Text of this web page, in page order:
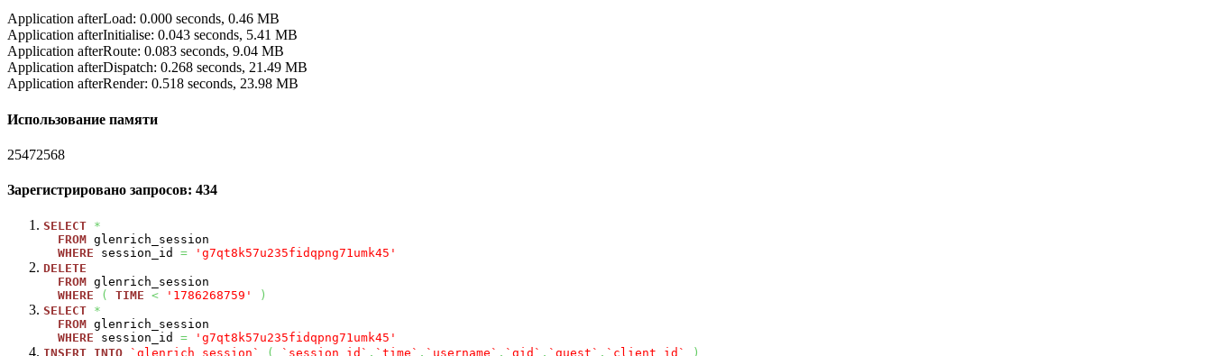
Application afterLoad: 0.000 seconds, 0.46 MB
Application afterInitialise: 0.043 seconds, 5.41 MB
Application afterRoute: 0.083 seconds, 9.04 MB
Application afterDispatch: 0.268 seconds, 21.49 MB
Application afterRender: 0.518 seconds, 23.98 MB
Использование памяти
25472568
Зарегистрировано запросов: 434
SELECT *
FROM glenrich_session
WHERE session_id =
'g7qt8k57u235fidqpng71umk45'
DELETE
FROM glenrich_session
WHERE
( TIME < '1786268759'
)
SELECT *
FROM glenrich_session
WHERE session_id =
'g7qt8k57u235fidqpng71umk45'
INSERT INTO `glenrich_session` ( `session_id` , `time` , `username` , `gid` , `guest` , `client_id` )